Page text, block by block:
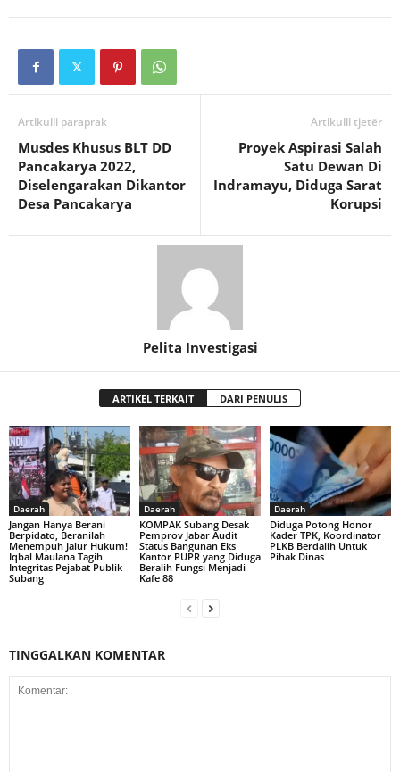
Artikulli paraprak
Musdes Khusus BLT DD
Pancakarya 2022,
Diselengarakan Dikantor
Desa Pancakarya
Artikulli tjetër
Proyek Aspirasi Salah
Satu Dewan Di
Indramayu, Diduga Sarat
Korupsi
Pelita Investigasi
ARTIKEL TERKAIT DARI PENULIS
Daerah
Jangan Hanya Berani
Berpidato, Beranilah
Menempuh Jalur Hukum!
Iqbal Maulana Tagih
Integritas Pejabat Publik
Subang
Daerah
KOMPAK Subang Desak
Pemprov Jabar Audit
Status Bangunan Eks
Kantor PUPR yang Diduga
Beralih Fungsi Menjadi
Kafe 88
Daerah
Diduga Potong Honor
Kader TPK, Koordinator
PLKB Berdalih Untuk
Pihak Dinas
TINGGALKAN KOMENTAR